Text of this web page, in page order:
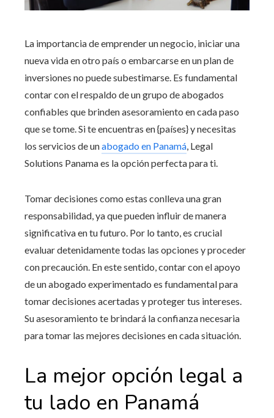
La importancia de emprender un negocio, iniciar una
nueva vida en otro país o embarcarse en un plan de
inversiones no puede subestimarse. Es fundamental
contar con el respaldo de un grupo de abogados
confiables que brinden asesoramiento en cada paso
que se tome. Si te encuentras en {países} y necesitas
los servicios de unabogado en Panamá, Legal
Solutions Panama es la opción perfecta para ti.
Tomar decisiones como estas conlleva una gran
responsabilidad, ya que pueden influir de manera
significativa en tu futuro. Por lo tanto, es crucial
evaluar detenidamente todas las opciones y proceder
con precaución. En este sentido, contar con el apoyo
de un abogado experimentado es fundamental para
tomar decisiones acertadas y proteger tus intereses.
Su asesoramiento te brindará la confianza necesaria
para tomar las mejores decisiones en cada situación.
La mejor opción legal a
tu lado en Panamá